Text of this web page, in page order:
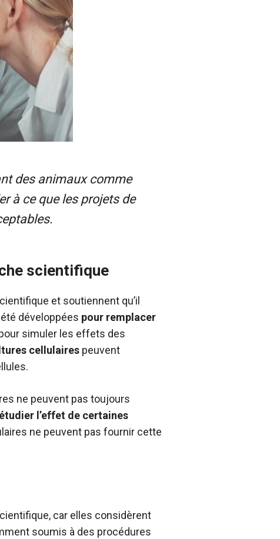
des animaux comme
à ce que les projets de
scientifique
et soutiennent qu’il
développées pour remplacer
simuler les effets des
cellulaires peuvent
ne peuvent pas toujours
étudier l’effet de certaines
ne peuvent pas fournir cette
car elles considèrent
soumis à des procédures